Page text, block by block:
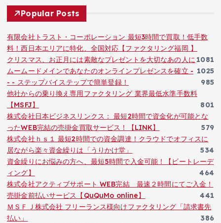
Popular Posts
有限会社トラスト・コーポレーション 最短3時間で買取！低手数
料！西日本エリアに特化、全国対応【ファクタリング福岡 】
1081
クリスマス、お正月には素敵なプレゼントを大切なあの人に
1025
ムームードメインであなたのオンラインプレゼンスを確立 -
- - ステップバイステップで簡単登録！
985
他社からの乗り換え専用ファクタリング 業界最低水準手数料
【MSFJ】
801
株式会社日本ビジネスリンクス： 最短2時間で資金化が可能とな
ったWEB完結の売掛金買取サービス！【LINK】
579
株式会社ｈｓ１ 最短2時間での資金調達！クラウドでオフィスに
居ながら楽々資金繰りは「うりかけ堂」
534
資金繰りにお悩みの方へ、最短5時間で入金可能！【ビートレーデ
ィング】
464
株式会社アクティブサポート WEB完結 最速２時間にてご入金！
売掛金前払いサービス【QuQuMo online】
441
ＭＳＦＪ株式会社 フリーランス様向けファクタリング「請求書先
払い」
386